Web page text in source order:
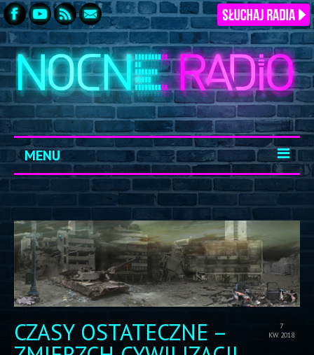
MENU
START
ARCHIWUM
KONTAKT
LOGOWANIE
7
KW. 2018
CZASY OSTATECZNE –